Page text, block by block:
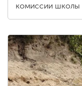
комиссии школы